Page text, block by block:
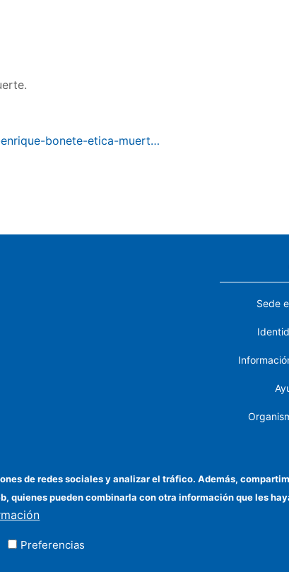
bonete-etica-muert…
Sede
de redes sociales y analizar el tráfico. Además,
quienes pueden combinarla con otra información que les
Preferencias